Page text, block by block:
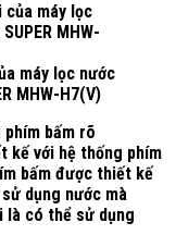
máy lọc nước
MHW-H7(V)
bấm rõ
kế với hệ thống phím
bấm được thiết kế
dụng nước mà
là có thể sử dụng